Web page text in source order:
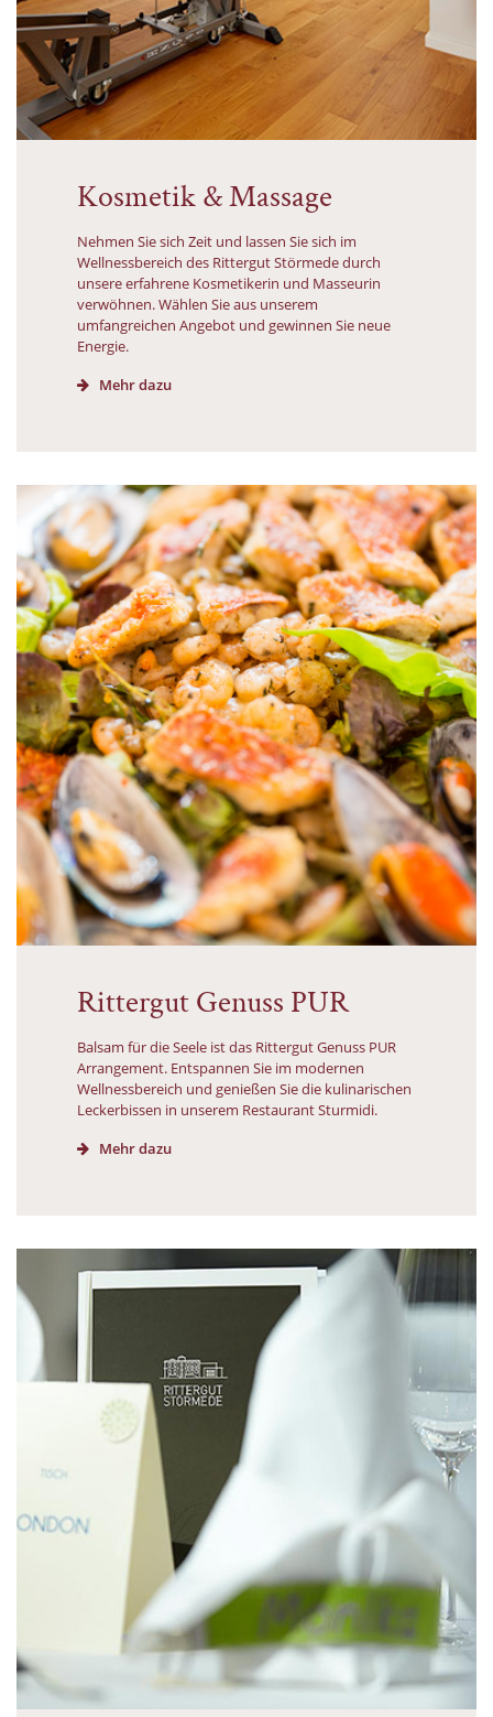
Kosmetik & Massage
Nehmen Sie sich Zeit und lassen Sie sich im
Wellnessbereich des Rittergut Störmede durch
unsere erfahrene Kosmetikerin und Masseurin
verwöhnen. Wählen Sie aus unserem
umfangreichen Angebot und gewinnen Sie neue
Energie.
Mehr dazu
Rittergut Genuss PUR
Balsam für die Seele ist das Rittergut Genuss PUR
Arrangement. Entspannen Sie im modernen
Wellnessbereich und genießen Sie die kulinarischen
Leckerbissen in unserem Restaurant Sturmidi.
Mehr dazu